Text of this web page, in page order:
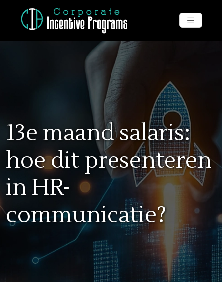
13e maand salaris:
hoe dit presenteren
in HR-
communicatie?